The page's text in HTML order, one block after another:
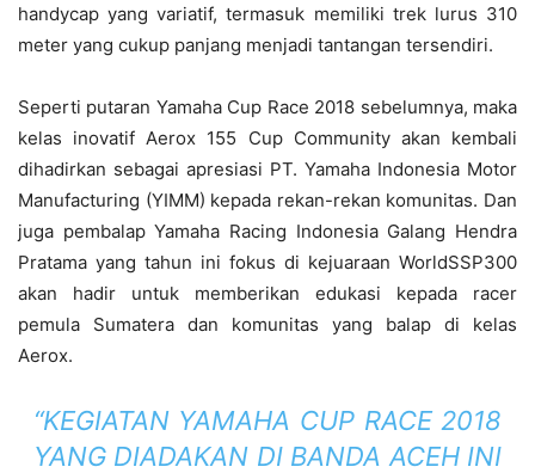
handycap yang variatif, termasuk memiliki trek lurus 310
meter yang cukup panjang menjadi tantangan tersendiri.
Seperti putaran Yamaha Cup Race 2018 sebelumnya, maka
kelas inovatif Aerox 155 Cup Community akan kembali
dihadirkan sebagai apresiasi PT. Yamaha Indonesia Motor
Manufacturing (YIMM) kepada rekan-rekan komunitas. Dan
juga pembalap Yamaha Racing Indonesia Galang Hendra
Pratama yang tahun ini fokus di kejuaraan WorldSSP300
akan hadir untuk memberikan edukasi kepada racer
pemula Sumatera dan komunitas yang balap di kelas
Aerox.
“KEGIATAN YAMAHA CUP RACE 2018
YANG DIADAKAN DI BANDA ACEH INI